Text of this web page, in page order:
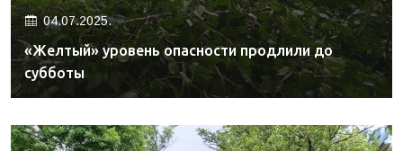
04.07.2025.
«Желтый» уровень опасности продлили до
субботы